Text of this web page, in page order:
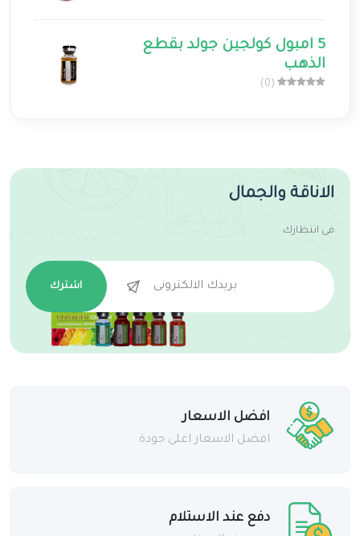
5 امبول كولجين جولد بقطع
الذهب
(0)
الاناقة والجمال
فى انتظارك
اشترك
افضل الاسعار
افضل الاسعار اعلى جودة
دفع عند الاستلام